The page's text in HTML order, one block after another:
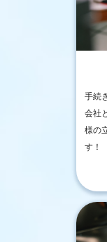
手続
会社
様の
す！